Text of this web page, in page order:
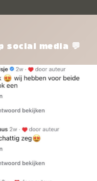
social media 💬